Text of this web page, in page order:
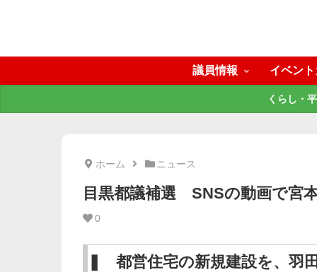
議員情報 イベン
くらし・
ホーム ニュース
目黒都議補選 SNSの動画で宮
0
❚ 都営住宅の新規建設を、羽